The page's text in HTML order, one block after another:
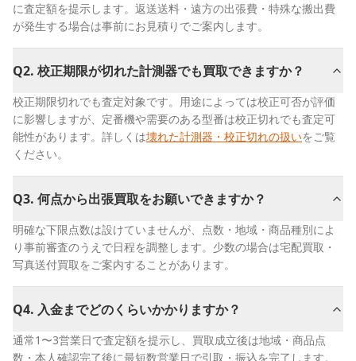
に査定額を提示します。返送送料・遠方の出張費・特殊な搬出費
が発生する場合は事前にお見積りでご案内します。
Q2. 校正期限が切れた計測器でも買取できますか？
校正期限切れでも査定対象です。用途によっては校正可否が評価
に影響しますが、定番機や需要のある型番は校正切れでも査定可
能性があります。詳しくは壊れた計測器・校正切れの扱いをご覧
ください。
Q3. 何点から出張買取をお願いできますか？
明確な下限点数は設けていませんが、点数・地域・商品種別によ
り事前審査のうえで日程を調整します。少数の場合は宅配買取・
写真送付買取をご案内することがあります。
Q4. 入金までどのくらいかかりますか？
通常1〜3営業日で査定額を提示し、買取成立後は地域・商品点
数・本人確認完了後に最短数営業日で引取・振込を完了します。